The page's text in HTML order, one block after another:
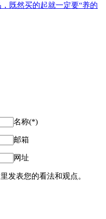
既然买的起就一定要“养的
名称(*)
邮箱
网址
发表您的看法和观点。